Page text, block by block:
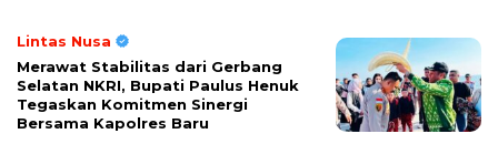
Lintas Nusa
Merawat Stabilitas dari Gerbang
Selatan NKRI, Bupati Paulus Henuk
Tegaskan Komitmen Sinergi
Bersama Kapolres Baru